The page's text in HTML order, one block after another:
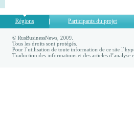
Régions Participants du projet
© RusBusinessNews, 2009.
Tous les droits sont protégés.
Pour l`utilisation de toute information de ce site
Traduction des informations et des articles d’analyse